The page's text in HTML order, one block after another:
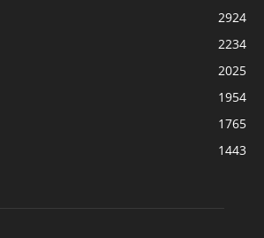
2924
2234
2025
1954
1765
1443